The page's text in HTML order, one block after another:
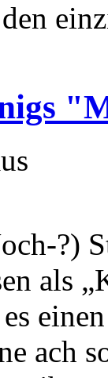
?)
als
ach